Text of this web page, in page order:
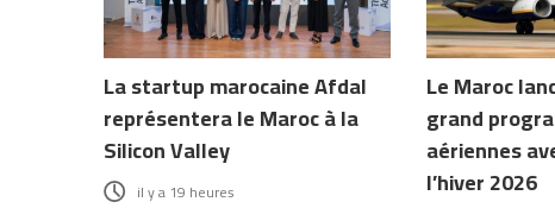
La startup marocaine Afdal
représentera le Maroc à la
Silicon Valley
il y a 19 heures
Le Maroc
grand
aériennes
l’hiver 2026